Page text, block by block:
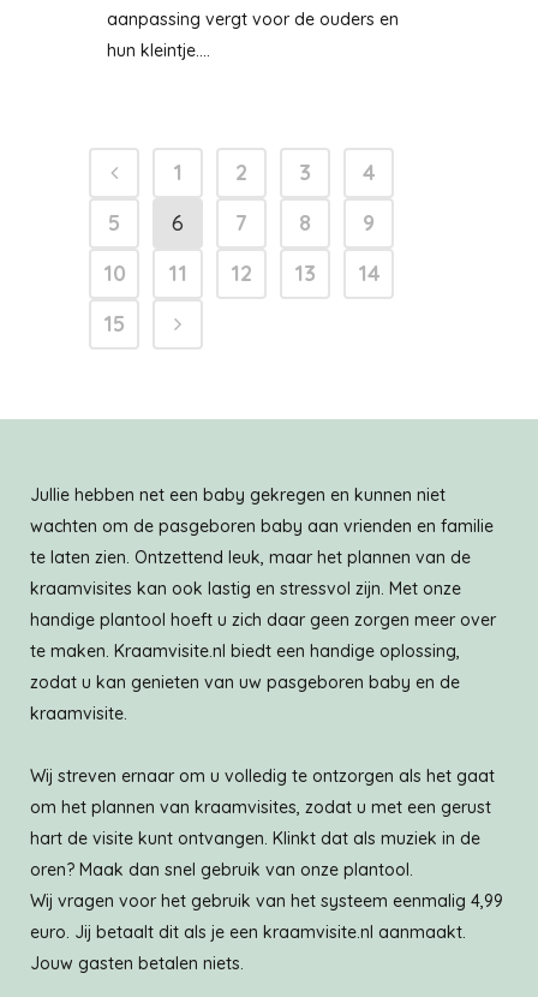
aanpassing vergt voor de ouders en
hun kleintje....
1 2 3
4
5
6 7 8
9
10
11 12 13
14
15
Jullie hebben net een baby gekregen en kunnen niet
wachten om de pasgeboren baby aan vrienden en familie
te laten zien. Ontzettend leuk, maar het plannen van de
kraamvisites kan ook lastig en stressvol zijn. Met onze
handige plantool hoeft u zich daar geen zorgen meer over
te maken. Kraamvisite.nl biedt een handige oplossing,
zodat u kan genieten van uw pasgeboren baby en de
kraamvisite.
Wij streven ernaar om u volledig te ontzorgen als het gaat
om het plannen van kraamvisites, zodat u met een gerust
hart de visite kunt ontvangen. Klinkt dat als muziek in de
oren? Maak dan snel gebruik van onze plantool.
Wij vragen voor het gebruik van het systeem eenmalig 4,99
euro. Jij betaalt dit als je een kraamvisite.nl aanmaakt.
Jouw gasten betalen niets.